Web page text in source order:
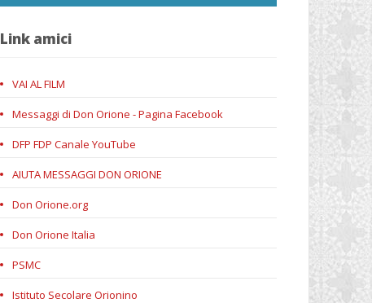
Link amici
VAI AL FILM
Messaggi di Don Orione - Pagina Facebook
DFP FDP Canale YouTube
AIUTA MESSAGGI DON ORIONE
Don Orione.org
Don Orione Italia
PSMC
Istituto Secolare Orionino